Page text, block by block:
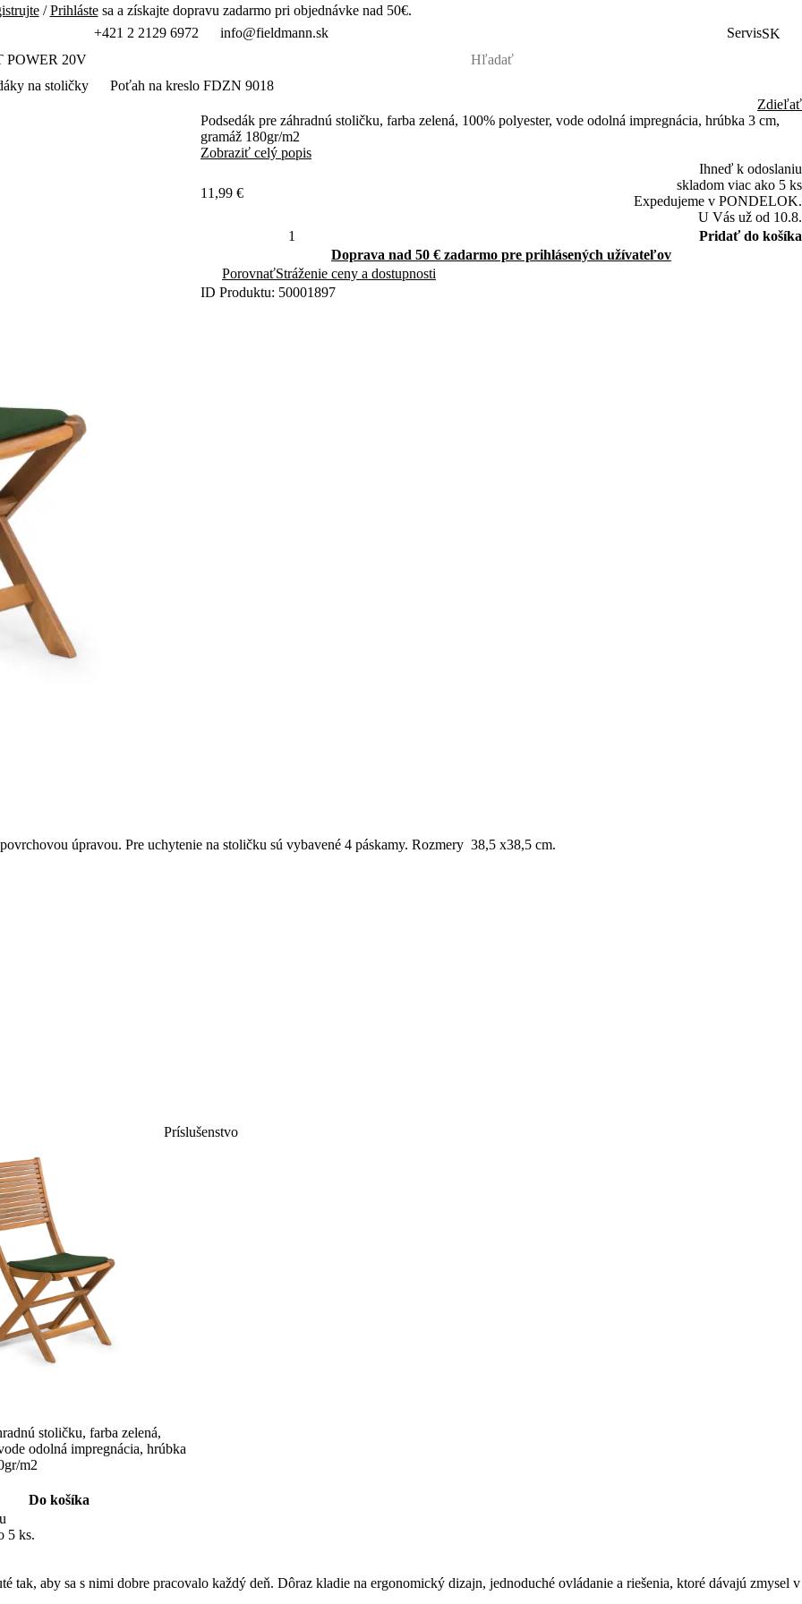
/Prihlástesa a získajte dopravu zadarmo pri objednávke nad 50€.
+421 2 2129 6972
info@fieldmann.sk ServisSK
POWER 20V
na stoličky
Poťah na kreslo FDZN 9018
Zdieľať
Podsedák pre záhradnú stoličku, farba zelená, 100% polyester, vode odolná impregnácia, hrúbka 3 cm,
gramáž 180gr/m2
Zobraziť celý popis
11,99 €
Ihneď k odoslaniu
skladom viac ako 5 ks
Expedujeme v PONDELOK.
U Vás už od 10.8.
Pridať do košíka
Doprava nad 50 € zadarmo pre prihlásených užívateľov
PorovnaťStráženie ceny a dostupnosti
ID Produktu: 50001897
úpravou. Pre uchytenie na stoličku sú vybavené 4 páskamy. Rozmery 38,5 x38,5 cm.
Príslušenstvo
stoličku, farba zelená,
odolná impregnácia, hrúbka
m2
Do košíka
5 ks.
aby sa s nimi dobre pracovalo každý deň. Dôraz kladie na ergonomický dizajn, jednoduché ovládanie a riešenia, ktoré dávajú zmysel v